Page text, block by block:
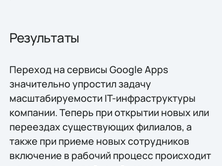
Результаты
Переход на сервисы Google Apps
значительно упростил задачу
масштабируемости IT-инфраструктуры
компании. Теперь при открытии новых или
переездах существующих филиалов, а
также при приеме новых сотрудников
включение в рабочий процесс происходит